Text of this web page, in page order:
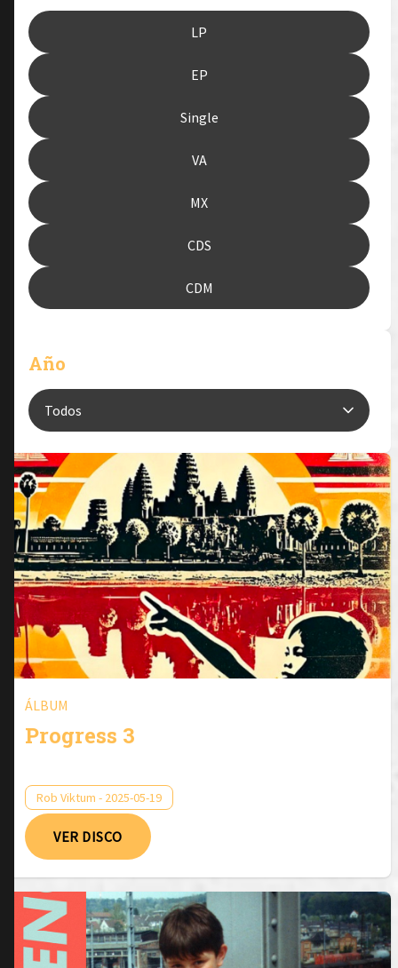
LP
EP
Single
VA
MX
CDS
CDM
Año
ÁLBUM
Progress 3
Rob Viktum - 2025-05-19
VER DISCO